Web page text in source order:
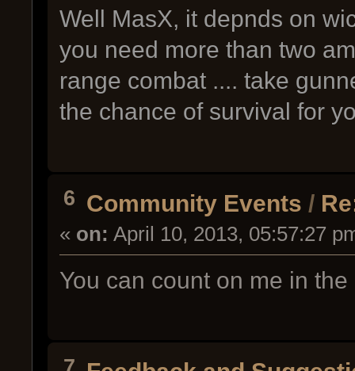
Well MasX, it depnds on
you need more than two
range combat .... take
the chance of survival for
6 Community Events /
« on: April 10, 2013, 05:57:27
You can count on me in